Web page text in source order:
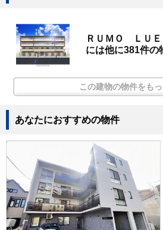
ＲＵＭＯ ＬＵＥ
には他に381件の
この建物の物件をも
あなたにおすすめの物件